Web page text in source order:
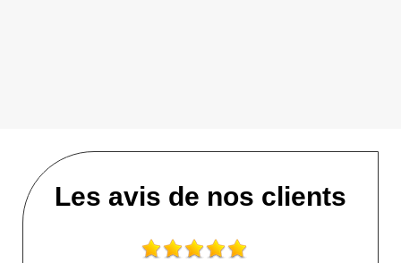
Les avis de nos clients